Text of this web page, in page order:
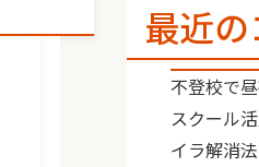
最近
不登校で
スクール
イラ解消